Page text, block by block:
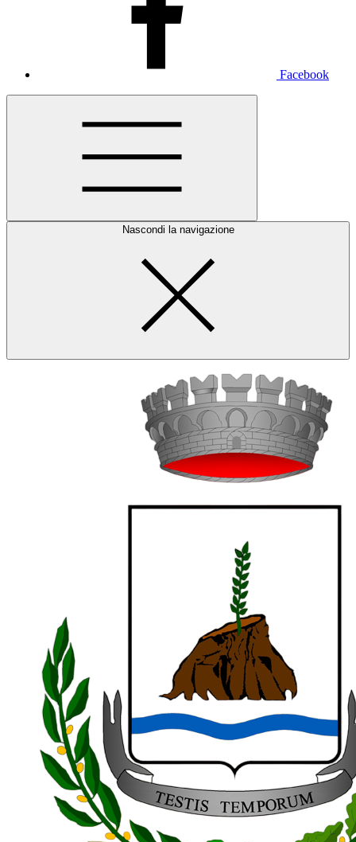
Facebook
Nascondi la navigazione